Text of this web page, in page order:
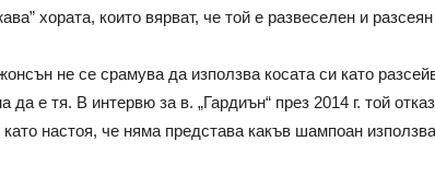
хората, които вярват, че той е развеселен и
не се срамува да използва косата си като
да е тя. В интервю за в. „Гардиън“ през 2014 г. той
като настоя, че няма представа какъв шампоан